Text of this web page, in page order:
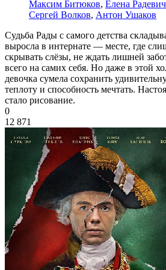
Максим Битюков, Елена Радевич
Сергей Волков, Антон Ушаков
Судьба Рады с самого детства
выросла в интернате — месте, где
скрывать слёзы, не ждать лишней
всего на самих себя. Но даже в этой
девочка сумела сохранить
теплоту и способность мечтать.
стало рисование.
0
12 871